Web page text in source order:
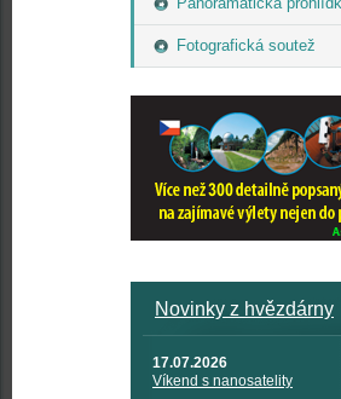
Fotografická soutež
Novinky z hvězdárny
17.07.2026
Víkend s nanosatelity